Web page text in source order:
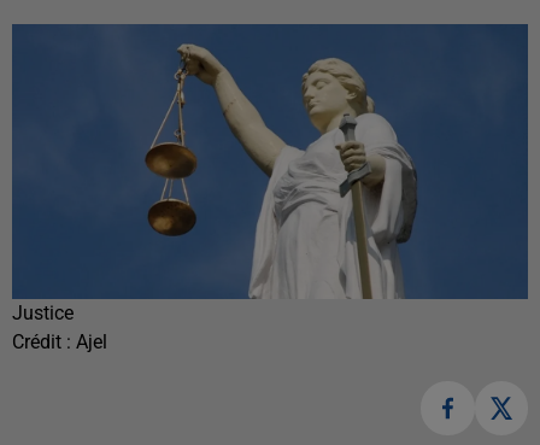
Justice
Crédit : Ajel